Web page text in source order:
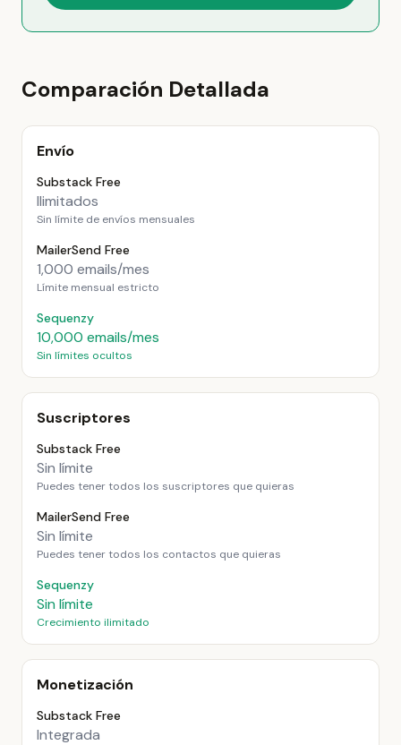
Comparación Detallada
Envío
Substack Free
Ilimitados
Sin límite de envíos mensuales
MailerSend Free
1,000 emails/mes
Límite mensual estricto
Sequenzy
10,000 emails/mes
Sin límites ocultos
Suscriptores
Substack Free
Sin límite
Puedes tener todos los suscriptores que quieras
MailerSend Free
Sin límite
Puedes tener todos los contactos que quieras
Sequenzy
Sin límite
Crecimiento ilimitado
Monetización
Substack Free
Integrada